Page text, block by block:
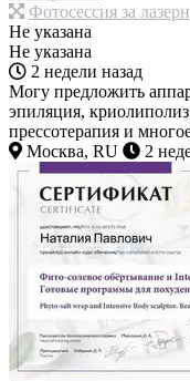
Фотосессия за
Не указана
Не указана
2 недели назад
Могу предложить
эпиляция,
прессотерапия и
Москва, RU
2